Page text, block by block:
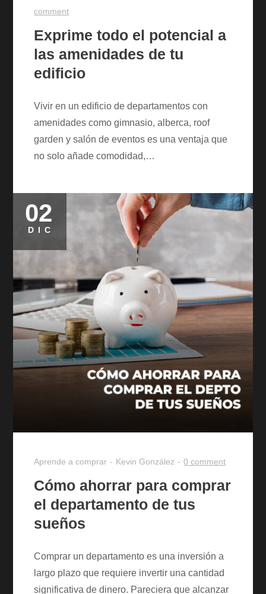
comment
Exprime todo el potencial a
las amenidades de tu
edificio
Vivir en un edificio de departamentos con
amenidades como gimnasio, alberca, roof
garden y salón de eventos es una ventaja que
no solo añade comodidad,…
Posted
on
02
DIC
Aprende a comprar Kevin González 0 comment
Cómo ahorrar para comprar
el departamento de tus
sueños
Comprar un departamento es una inversión a
largo plazo que requiere invertir una cantidad
significativa de dinero. Pareciera que alcanzar